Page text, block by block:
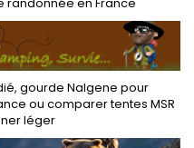
gourde Nalgene pour
ou comparer tentes MSR
léger